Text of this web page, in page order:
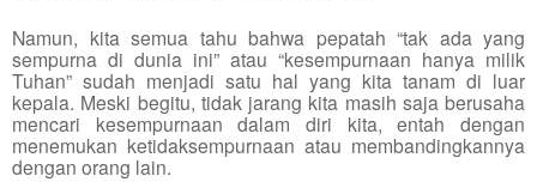
Namun, kita semua tahu bahwa pepatah “tak ada yang
sempurna di dunia ini” atau “kesempurnaan hanya milik
Tuhan” sudah menjadi satu hal yang kita tanam di luar
kepala. Meski begitu, tidak jarang kita masih saja berusaha
mencari kesempurnaan dalam diri kita, entah dengan
menemukan ketidaksempurnaan atau membandingkannya
dengan orang lain.